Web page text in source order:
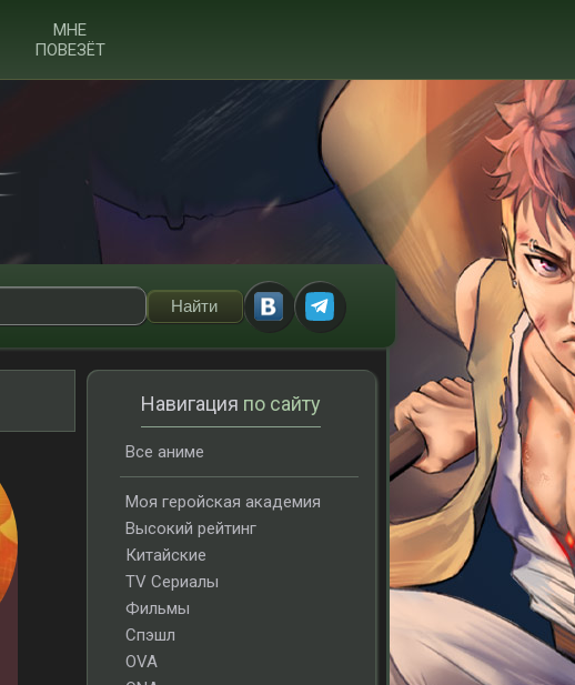
МНЕ
ПОВЕЗЁТ
Навигация по сайту
Все аниме
Моя геройская академия
Высокий рейтинг
Китайские
TV Сериалы
Фильмы
Спэшл
OVA